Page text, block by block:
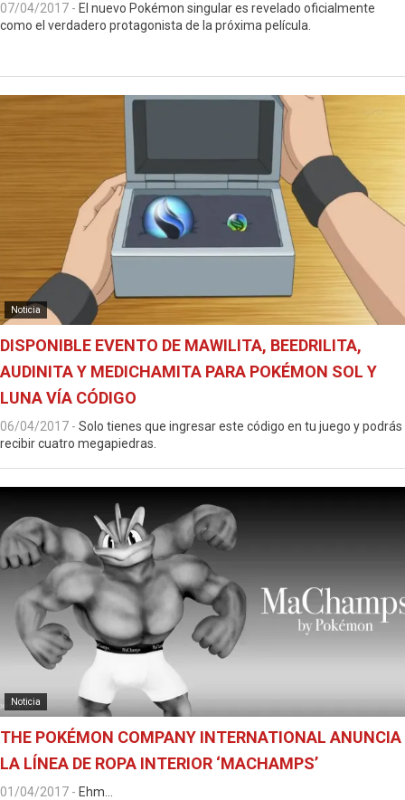
07/04/2017 - El nuevo Pokémon singular es revelado oficialmente
como el verdadero protagonista de la próxima película.
Noticia
DISPONIBLE EVENTO DE MAWILITA, BEEDRILITA,
AUDINITA Y MEDICHAMITA PARA POKÉMON SOL Y
LUNA VÍA CÓDIGO
06/04/2017 - Solo tienes que ingresar este código en tu juego y podrás
recibir cuatro megapiedras.
Noticia
THE POKÉMON COMPANY INTERNATIONAL ANUNCIA
LA LÍNEA DE ROPA INTERIOR ‘MACHAMPS’
01/04/2017 - Ehm...